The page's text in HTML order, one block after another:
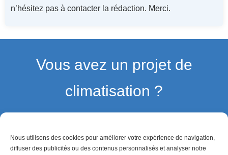
Nous utilisons des cookies pour améliorer votre expérience de navigation,
diffuser des publicités ou des contenus personnalisés et analyser notre
n’hésitez pas à contacter la rédaction. Merci.
Vous avez un projet de
climatisation ?
gratuitement et sans engagement.